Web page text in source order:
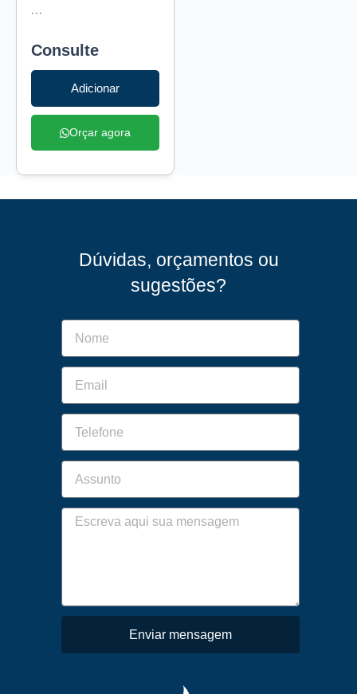
Consulte
Adicionar
Orçar agora
Dúvidas, orçamentos ou
sugestões?
Enviar mensagem